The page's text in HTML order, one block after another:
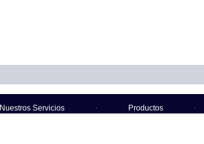
Nuestros Servicios Productos